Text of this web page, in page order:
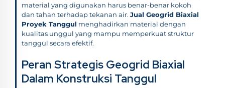
material yang digunakan harus benar-benar kokoh
dan tahan terhadap tekanan air. Jual Geogrid Biaxial
Proyek Tanggul menghadirkan material dengan
kualitas unggul yang mampu memperkuat struktur
tanggul secara efektif.
Peran Strategis Geogrid Biaxial
Dalam Konstruksi Tanggul